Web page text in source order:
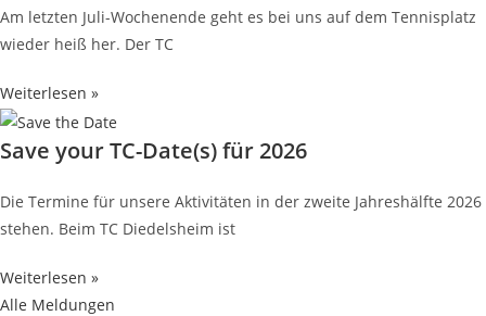
Am letzten Juli-Wochenende geht es bei uns auf dem Tennisplatz
wieder heiß her. Der TC
Weiterlesen »
Save your TC-Date(s) für 2026
Die Termine für unsere Aktivitäten in der zweite Jahreshälfte 2026
stehen. Beim TC Diedelsheim ist
Weiterlesen »
Alle Meldungen